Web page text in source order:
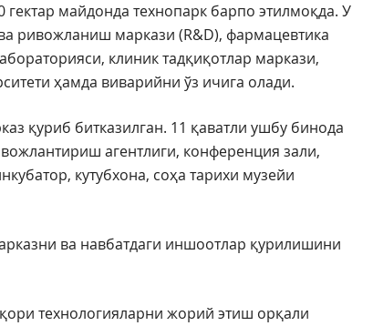
майдонда технопарк барпо этилмоқда. У
ривожланиш маркази (R&D), фармацевтика
клиник тадқиқотлар маркази,
ҳамда виварийни ўз ичига олади.
қуриб битказилган. 11 қаватли ушбу бинода
агентлиги, конференция зали,
кутубхона, соҳа тарихи музейи
ва навбатдаги иншоотлар қурилишини
технологияларни жорий этиш орқали